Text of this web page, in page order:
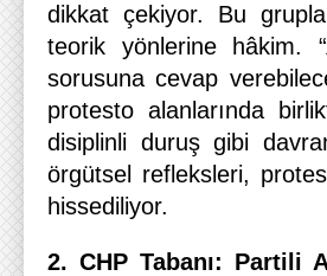
dikkat çekiyor. Bu
teorik yönlerine hâkim. “
sorusuna cevap
protesto alanlarında
disiplinli duruş gibi
örgütsel refleksleri,
hissediliyor.
2. CHP Tabanı: Partili